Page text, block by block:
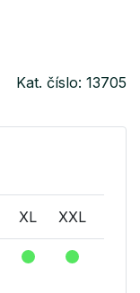
Kat. číslo: 13705
XL XXL